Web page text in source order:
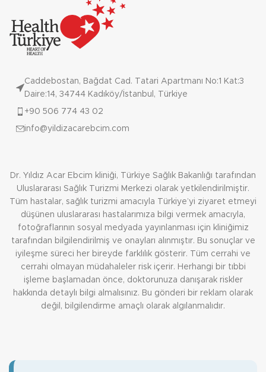
Caddebostan, Bağdat Cad. Tatari Apartmanı No:1 Kat:3
Daire:14, 34744 Kadıköy/İstanbul, Türkiye
+90 506 774 43 02
info@yildizacarebcim.com
Dr. Yıldız Acar Ebcim kliniği, Türkiye Sağlık Bakanlığı tarafından
Uluslararası Sağlık Turizmi Merkezi olarak yetkilendirilmiştir.
Tüm hastalar, sağlık turizmi amacıyla Türkiye’yi ziyaret etmeyi
düşünen uluslararası hastalarımıza bilgi vermek amacıyla,
fotoğraflarının sosyal medyada yayınlanması için kliniğimiz
tarafından bilgilendirilmiş ve onayları alınmıştır. Bu sonuçlar ve
iyileşme süreci her bireyde farklılık gösterir. Tüm cerrahi ve
cerrahi olmayan müdahaleler risk içerir. Herhangi bir tıbbi
işleme başlamadan önce, doktorunuza danışarak riskler
hakkında detaylı bilgi almalısınız. Bu gönderi bir reklam olarak
değil, bilgilendirme amaçlı olarak algılanmalıdır.